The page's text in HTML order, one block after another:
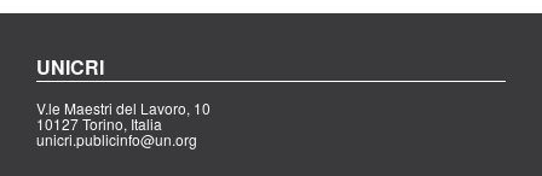
UNICRI
V.le Maestri del Lavoro, 10
10127 Torino, Italia
unicri.publicinfo@un.org